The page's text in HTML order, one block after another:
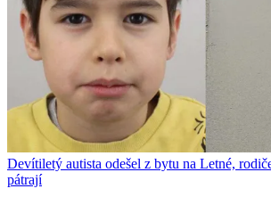
Devítiletý autista odešel z bytu na Letné,
pátrají